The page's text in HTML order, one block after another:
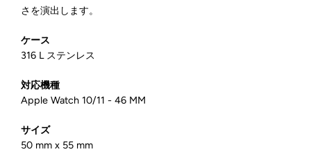
さを演出します。
ケース
316 L ステンレス
対応機種
Apple Watch 10/11 - 46 MM
サイズ
50 mm x 55 mm